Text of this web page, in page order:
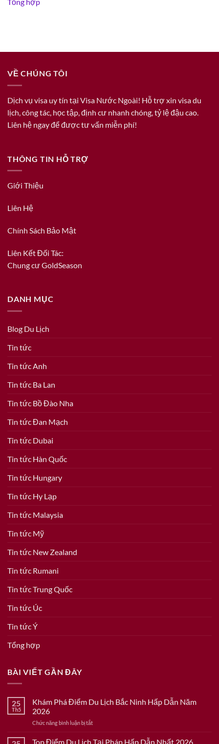
VỀ CHÚNG TÔI
Dịch vụ visa uy tín tại Visa Nước Ngoài! Hỗ trợ xin visa du
lịch, công tác, học tập, định cư nhanh chóng, tỷ lệ đậu cao.
Liên hệ ngay để được tư vấn miễn phí!
THÔNG TIN HỖ TRỢ
Giới Thiệu
Liên Hệ
Chính Sách Bảo Mật
Liên Kết Đối Tác:
Chung cư GoldSeason
DANH MỤC
Blog Du Lịch
Tin tức
Tin tức Anh
Tin tức Ba Lan
Tin tức Bồ Đào Nha
Tin tức Đan Mạch
Tin tức Dubai
Tin tức Hàn Quốc
Tin tức Hungary
Tin tức Hy Lạp
Tin tức Malaysia
Tin tức Mỹ
Tin tức New Zealand
Tin tức Rumani
Tin tức Trung Quốc
Tin tức Úc
Tin tức Ý
Tổng hợp
BÀI VIẾT GẦN ĐÂY
25
Th5
Khám Phá Điểm Du Lịch Bắc Ninh Hấp Dẫn Năm
2026
Chức năng bình luận bị tắtở
Phá
Top Điểm Du Lịch Tại Pháp Hấp Dẫn Nhất 2026